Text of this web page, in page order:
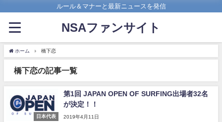
ルール＆マナーと最新ニュースを発信
NSAファンサイト
ホーム 橋下恋
橋下恋の記事一覧
日本代表
第1回 JAPAN OPEN OF SURFING出場者32名
が決定！！
2019年4月11日